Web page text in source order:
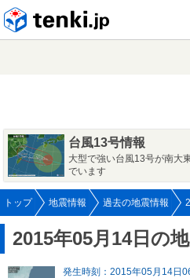
台風13号情報
大型で強い台風13号が南大
でいます
トップ 地震情報 過去の地震情報
2015年05月14日の
発生時刻：2015年05月14日